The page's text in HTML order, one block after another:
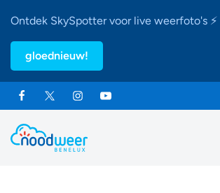
Ontdek SkySpotter voor live weerfoto's ⚡
gloednieuw!